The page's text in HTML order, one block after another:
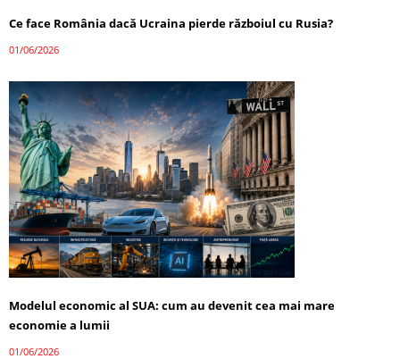
Ce face România dacă Ucraina pierde războiul cu Rusia?
01/06/2026
Modelul economic al SUA: cum au devenit cea mai mare
economie a lumii
01/06/2026